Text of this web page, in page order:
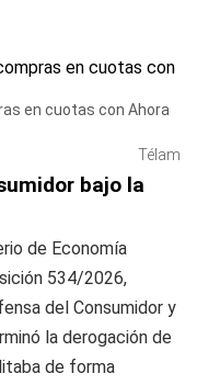
en cuotas con Ahora
Télam
bajo la
de Economía
534/2026,
del Consumidor y
la derogación de
de forma